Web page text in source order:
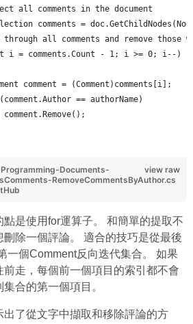
all comments in the document
comments =
through all comments and remove those
i = comments.Count - 1; i >= 0; i--)
comment = (Comment)comments[i];
== authorName)
comment.Remove();
view raw
Documents-
RemoveCommentsByAuthor.cs
是使用for運算子。 和簡單的提取不
除一個評論。 適合的技巧是從最後
一個Comment反向迭代集合。 如果
前走，每個前一個項目的索引都不會
合的第一個項目。
出了從文字中擷取和移除評論的方